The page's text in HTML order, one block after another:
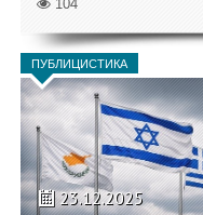
104
ПУБЛИЦИСТИКА
23.12.2025